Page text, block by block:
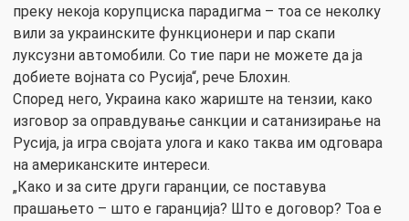
преку некоја корупциска парадигма – тоа се неколку
вили за украинските функционери и пар скапи
луксузни автомобили. Со тие пари не можете да ја
добиете војната со Русија“, рече Блохин.
Според него, Украина како жариште на тензии, како
изговор за оправдување санкции и сатанизирање на
Русија, ја игра својата улога и како таква им одговара
на американските интереси.
„Како и за сите други гаранции, се поставува
прашањето – што е гаранција? Што е договор? Тоа е